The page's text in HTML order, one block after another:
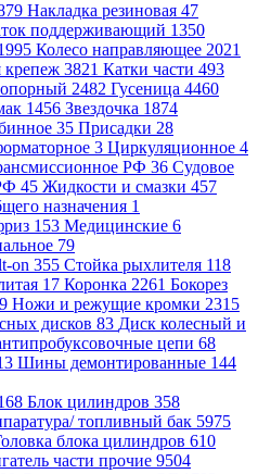
Накладка резиновая 47
поддерживающий 1350
Колесо направляющее 2021
крепеж 3821 Катки части 493
2482 Гусеница 4460
1456 Звездочка 1874
35 Присадки 28
3 Циркуляционное 4
РФ 36 Судовое
45 Жидкости и смазки 457
назначения 1
153 Медицинские 6
79
on 355 Стойка рыхлителя 118
17 Коронка 2261 Бокорез
Ножи и режущие кромки 2315
дисков 83 Диск колесный и
цепи 68
Шины демонтированные 144
Блок цилиндров 358
топливный бак 5975
блока цилиндров 610
части прочие 9504